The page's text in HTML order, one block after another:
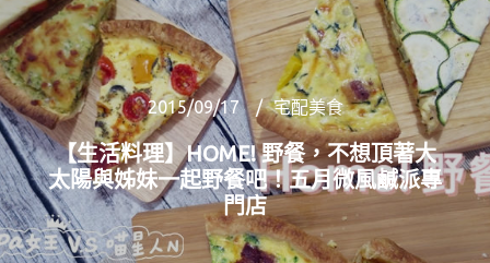
2015/09/17 宅配美食
【生活料理】HOME! 野餐，不想頂著大
太陽與姊妹一起野餐吧！五月微風鹹派專
門店